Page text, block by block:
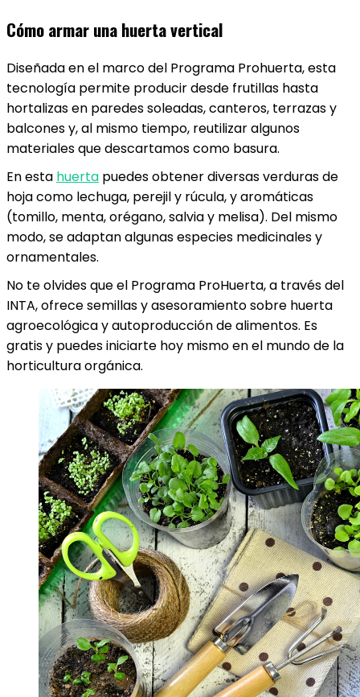
Cómo armar una huerta vertical
Diseñada en el marco del Programa Prohuerta, esta
tecnología permite producir desde frutillas hasta
hortalizas en paredes soleadas, canteros, terrazas y
balcones y, al mismo tiempo, reutilizar algunos
materiales que descartamos como basura.
En esta huerta puedes obtener diversas verduras de
hoja como lechuga, perejil y rúcula, y aromáticas
(tomillo, menta, orégano, salvia y melisa). Del mismo
modo, se adaptan algunas especies medicinales y
ornamentales.
No te olvides que el Programa ProHuerta, a través del
INTA, ofrece semillas y asesoramiento sobre huerta
agroecológica y autoproducción de alimentos. Es
gratis y puedes iniciarte hoy mismo en el mundo de la
horticultura orgánica.